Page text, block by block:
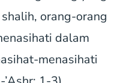
orang-orang
dalam
menasihati